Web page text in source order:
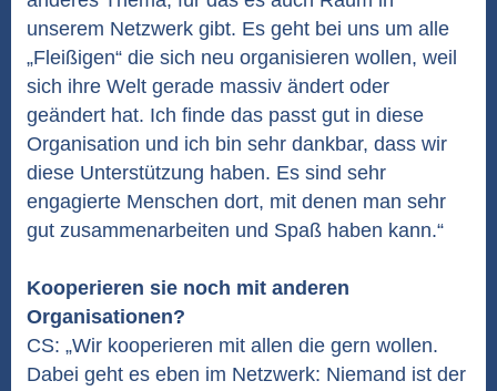
unserem Netzwerk gibt. Es geht bei uns um alle
„Fleißigen“ die sich neu organisieren wollen, weil
sich ihre Welt gerade massiv ändert oder
geändert hat. Ich finde das passt gut in diese
Organisation und ich bin sehr dankbar, dass wir
diese Unterstützung haben. Es sind sehr
engagierte Menschen dort, mit denen man sehr
gut zusammenarbeiten und Spaß haben kann.“
Kooperieren sie noch mit anderen
Organisationen?
CS: „Wir kooperieren mit allen die gern wollen.
Dabei geht es eben im Netzwerk: Niemand ist der